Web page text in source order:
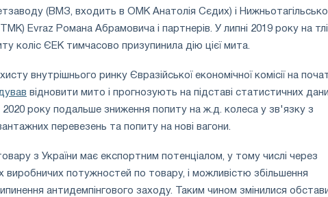
(ВМЗ, входить в ОМК Анатолія Сєдих) і
Evraz Романа Абрамовича і партнерів. У липні 2019 року на тлі
коліс ЄЕК тимчасово призупинила дію цієї мита.
внутрішнього ринку Євразійської економічної комісії на
відновити мито і прогнозують на підставі статистичних
2020 року подальше зниження попиту на ж.д. колеса у зв'язку з
перевезень та попиту на нові вагони.
з України має експортним потенціалом, у тому числі через
виробничих потужностей по товару, і можливістю збільшення
антидемпінгового заходу. Таким чином змінилися